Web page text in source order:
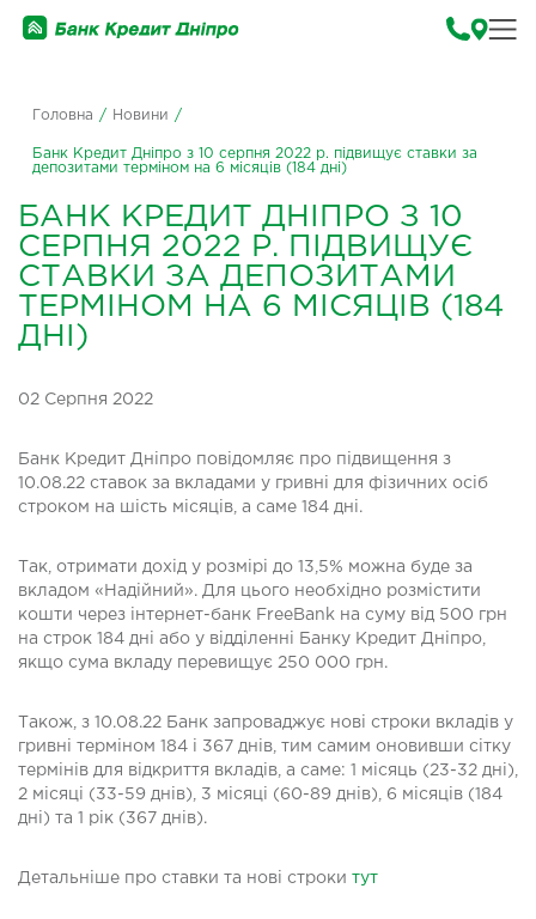
Головна / Новини /
Банк Кредит Дніпро з 10 серпня 2022 р. підвищує ставки за
депозитами терміном на 6 місяців (184 дні)
БАНК КРЕДИТ ДНІПРО З 10
СЕРПНЯ 2022 Р. ПІДВИЩУЄ
СТАВКИ ЗА ДЕПОЗИТАМИ
ТЕРМІНОМ НА 6 МІСЯЦІВ (184
ДНІ)
02 Серпня 2022
Банк Кредит Дніпро повідомляє про підвищення з
10.08.22 ставок за вкладами у гривні для фізичних осіб
строком на шість місяців, а саме 184 дні.
Так, отримати дохід у розмірі до 13,5% можна буде за
вкладом «Надійний». Для цього необхідно розмістити
кошти через інтернет-банк FreeBank на суму від 500 грн
на строк 184 дні або у відділенні Банку Кредит Дніпро,
якщо сума вкладу перевищує 250 000 грн.
Також, з 10.08.22 Банк запроваджує нові строки вкладів у
гривні терміном 184 і 367 днів, тим самим оновивши сітку
термінів для відкриття вкладів, а саме: 1 місяць (23-32 дні),
2 місяці (33-59 днів), 3 місяці (60-89 днів), 6 місяців (184
дні) та 1 рік (367 днів).
Детальніше про ставки та нові строки тут